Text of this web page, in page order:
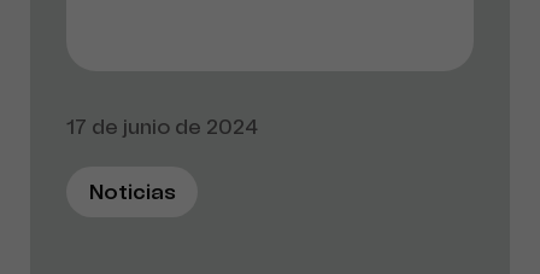
17 de junio de 2024
Noticias